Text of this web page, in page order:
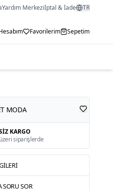
Yardım Merkeziİptal & İade TR
Favorilerim Sepetim
MODA
KARGO
siparişlerde
SORU SOR